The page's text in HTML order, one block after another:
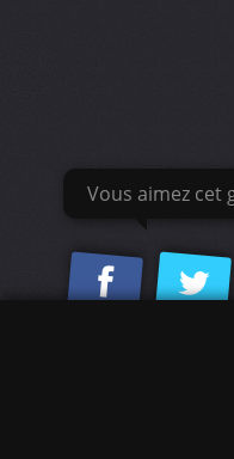
Vous aimez cet